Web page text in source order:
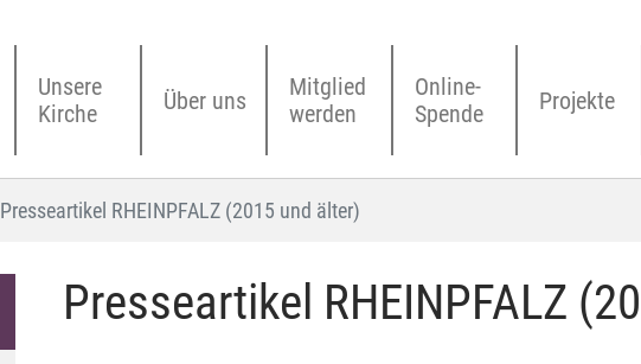
Unsere
Kirche
Über uns
Mitglied
werden
Online-
Spende
Projekte
Presseartikel RHEINPFALZ (2015 und älter)
Presseartikel RHEINPFALZ